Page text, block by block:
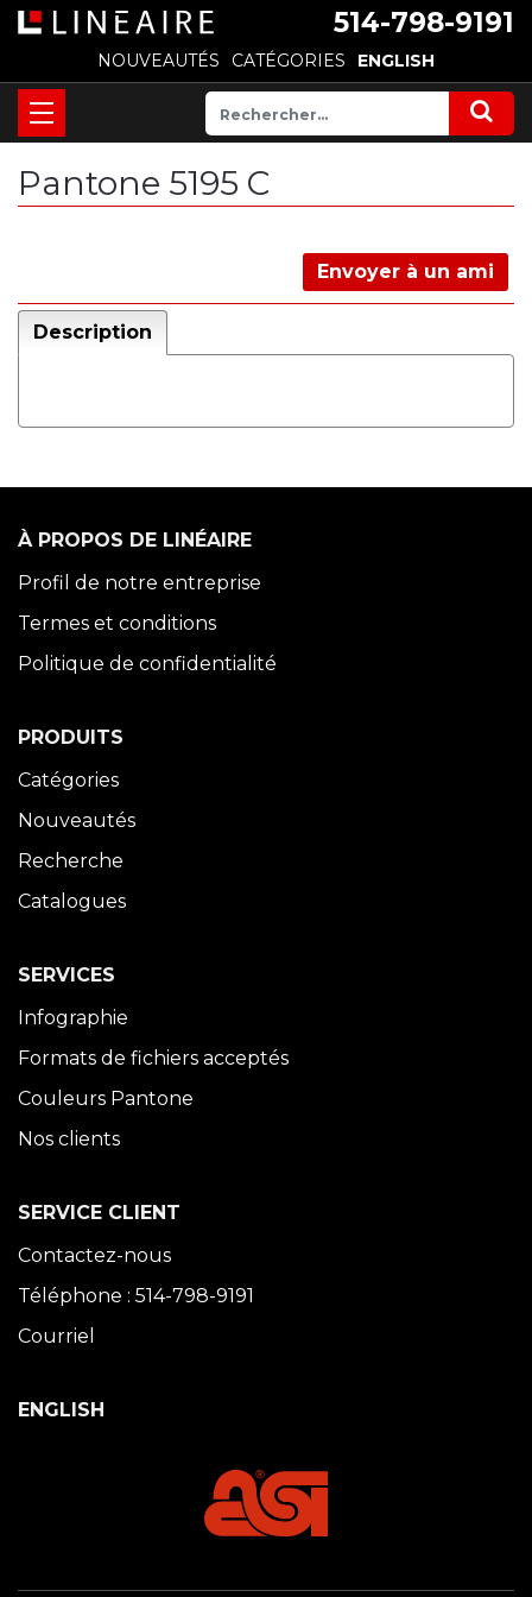
514-798-9191
NOUVEAUTÉS CATÉGORIES ENGLISH
Pantone 5195 C
Envoyer à un ami
Description
À PROPOS DE LINÉAIRE
Profil de notre entreprise
Termes et conditions
Politique de confidentialité
PRODUITS
Catégories
Nouveautés
Recherche
Catalogues
SERVICES
Infographie
Formats de fichiers acceptés
Couleurs Pantone
Nos clients
SERVICE CLIENT
Contactez-nous
Téléphone : 514-798-9191
Courriel
ENGLISH